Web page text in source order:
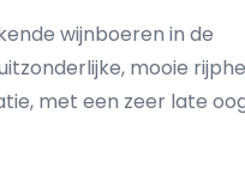
wijnboeren in de
mooie
met een zeer late